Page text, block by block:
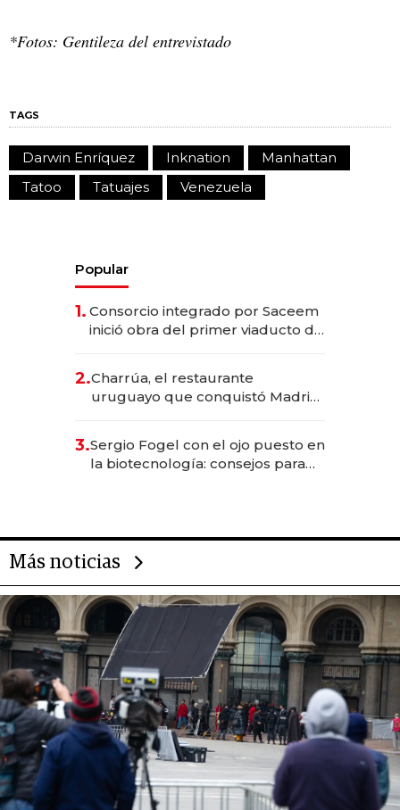
*Fotos: Gentileza del entrevistado
TAGS
Darwin Enríquez Inknation
Manhattan
Tatoo
Tatuajes Venezuela
Popular
1. Consorcio integrado por Saceem
inició obra del primer viaducto de
millones
2.Charrúa, el restaurante
uruguayo que conquistó Madrid:
anticipación y prepara apertura
3.Sergio Fogel con el ojo puesto en
la biotecnología: consejos para
Más noticias